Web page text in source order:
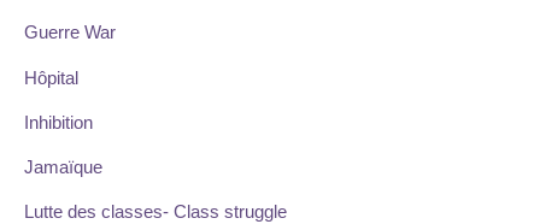
Guerre War
Hôpital
Inhibition
Jamaïque
Lutte des classes- Class struggle